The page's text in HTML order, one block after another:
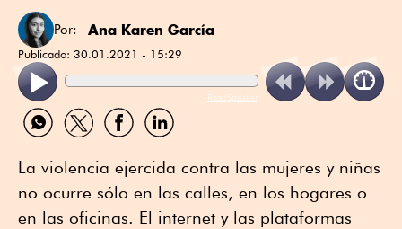
Por: Ana Karen García
Publicado: 30.01.2021 - 15:29
ReadSpeaker
Compartir
por
Compartir
por
Compartir
por
Compartir
por
La violencia ejercida contra las mujeres y niñas
no ocurre sólo en las calles, en los hogares o
en las oficinas. El internet y las plataformas